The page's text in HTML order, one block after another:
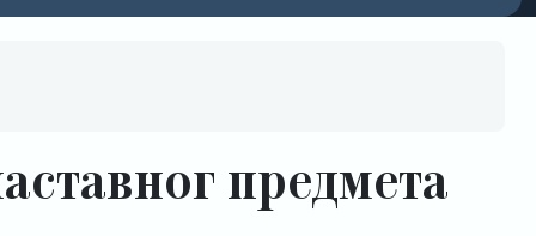
предмета